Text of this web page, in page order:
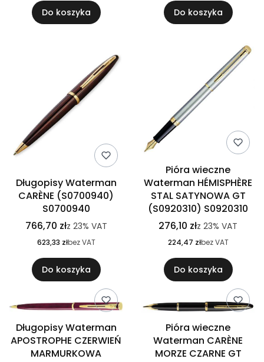
Do koszyka Do koszyka
Długopisy Waterman
CARÈNE (S0700940)
S0700940
766,70 złz 23% VAT
623,33 złbez VAT
Do koszyka
Pióra wieczne
Waterman HÉMISPHÈRE
STAL SATYNOWA GT
(S0920310) S0920310
276,10 złz 23% VAT
224,47 złbez VAT
Do koszyka
Długopisy Waterman
APOSTROPHE CZERWIEŃ
MARMURKOWA
Pióra wieczne
Waterman CARÈNE
MORZE CZARNE GT